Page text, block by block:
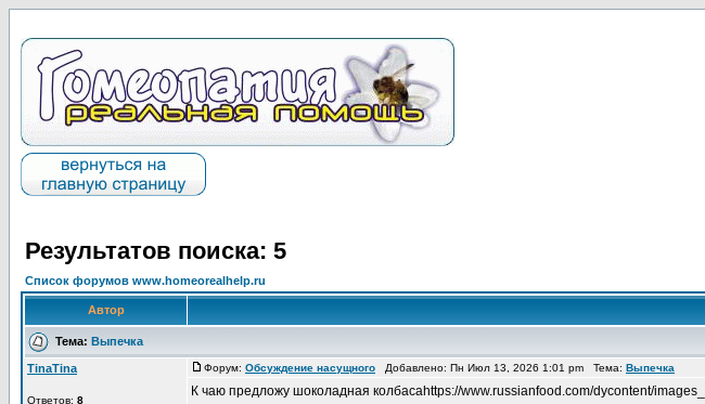
Результатов поиска: 5
Список форумов www.homeorealhelp.ru
Автор
Тема: Выпечка
TinaTina
Ответов: 8
Форум: Обсуждение насущного Добавлено: Пн Июл 13, 2026 1:01 pm Тема: Выпечка
К чаю предложу шоколадная колбасаhttps://www.russianfood.com/dycontent/